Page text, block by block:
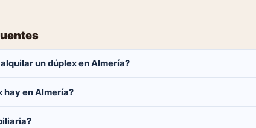
un dúplex en Almería?
hay en Almería?